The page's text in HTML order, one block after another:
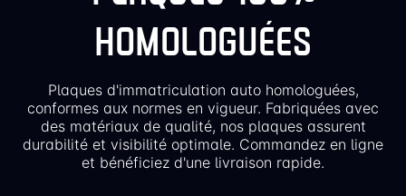
HOMOLOGUÉES
Plaques d'immatriculation auto homologuées,
conformes aux normes en vigueur. Fabriquées avec
des matériaux de qualité, nos plaques assurent
durabilité et visibilité optimale. Commandez en ligne
et bénéficiez d'une livraison rapide.